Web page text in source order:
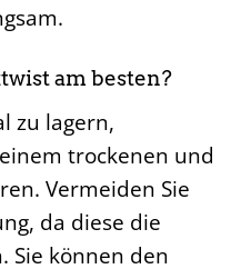
am besten?
zu lagern,
trockenen und
Vermeiden Sie
da diese die
Sie können den